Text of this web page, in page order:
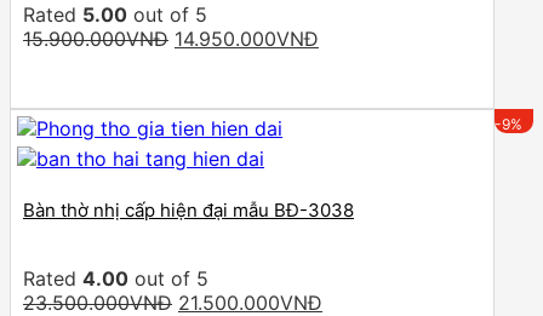
Rated 5.00 out of 5
15.900.000VNĐ Original
15.900.000VNĐ.
14.950.000VNĐ
14.950.000VNĐ.
-9%
Bàn thờ nhị cấp hiện đại mẫu BĐ-3038
Rated 4.00 out of 5
23.500.000VNĐ Original
21.500.000VNĐ